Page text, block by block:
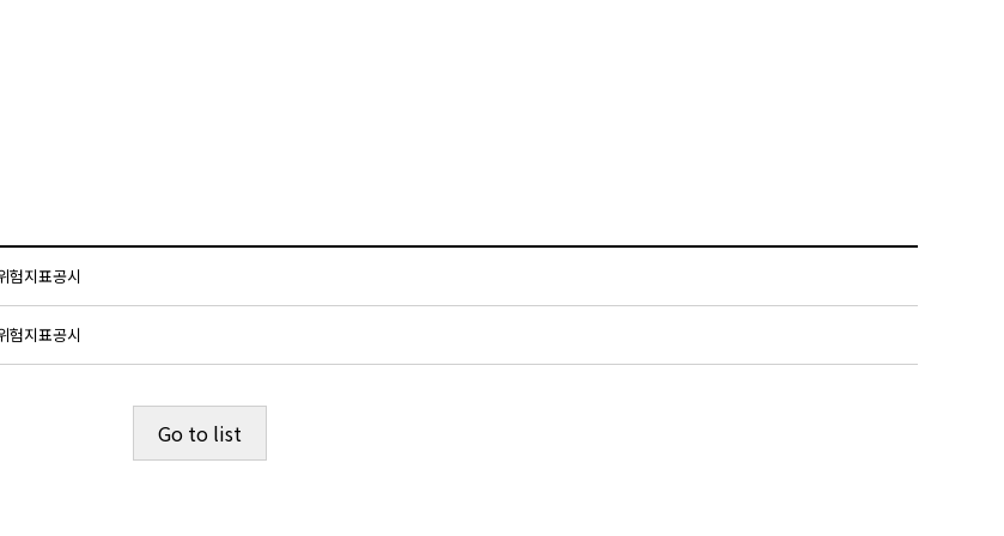
험지표공시
험지표공시
Go to list